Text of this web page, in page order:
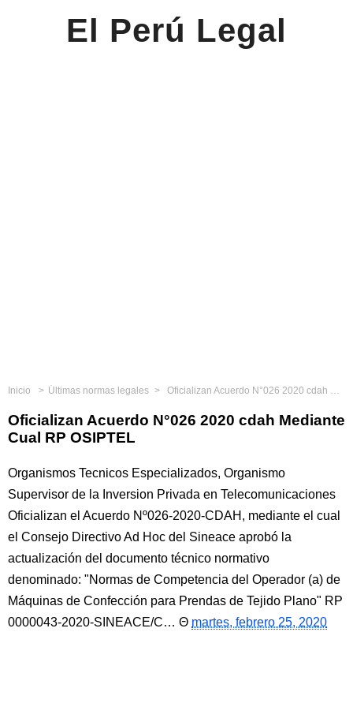
El Perú Legal
Inicio Últimas normas legales Oficializan Acuerdo N°026 2020 cdah Mediante Cual RP OSIPTEL
Oficializan Acuerdo N°026 2020 cdah Mediante
Cual RP OSIPTEL
Organismos Tecnicos Especializados, Organismo
Supervisor de la Inversion Privada en Telecomunicaciones
Oficializan el Acuerdo Nº026-2020-CDAH, mediante el cual
el Consejo Directivo Ad Hoc del Sineace aprobó la
actualización del documento técnico normativo
denominado: "Normas de Competencia del Operador (a) de
Máquinas de Confección para Prendas de Tejido Plano" RP
0000043-2020-SINEACE/C…
martes, febrero 25, 2020